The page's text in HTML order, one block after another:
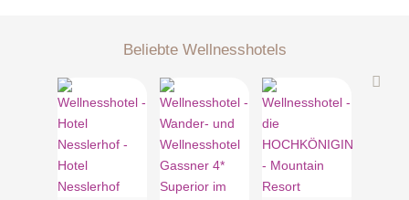
Beliebte Wellnesshotels